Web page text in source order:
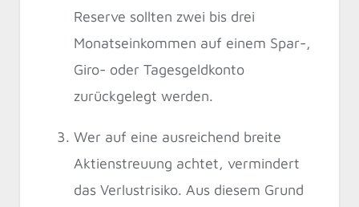
Reserve sollten zwei bis drei
Monatseinkommen auf einem Spar-,
Giro- oder Tagesgeldkonto
zurückgelegt werden.
Wer auf eine ausreichend breite
Aktienstreuung achtet, vermindert
das Verlustrisiko. Aus diesem Grund